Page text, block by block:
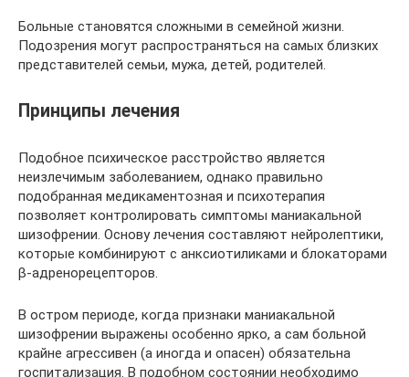
Больные становятся сложными в семейной жизни.
Подозрения могут распространяться на самых близких
представителей семьи, мужа, детей, родителей.
Принципы лечения
Подобное психическое расстройство является
неизлечимым заболеванием, однако правильно
подобранная медикаментозная и психотерапия
позволяет контролировать симптомы маниакальной
шизофрении. Основу лечения составляют нейролептики,
которые комбинируют с анксиотиликами и блокаторами
β-адренорецепторов.
В остром периоде, когда признаки маниакальной
шизофрении выражены особенно ярко, а сам больной
крайне агрессивен (а иногда и опасен) обязательна
госпитализация. В подобном состоянии необходимо